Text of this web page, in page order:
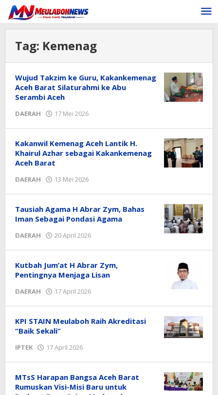
Lewati
konten
Tag: Kemenag
Wujud Takzim ke Guru, Kakankemenag
Aceh Barat Silaturahmi ke Abu
Serambi Aceh
DAERAH 17 Mei 2026
Kakanwil Kemenag Aceh Lantik H.
Khairul Azhar sebagai Kakankemenag
Aceh Barat
DAERAH 13 Mei 2026
Tausiah Agama H Abrar Zym, Bahas
Iman Sebagai Pondasi Agama
DAERAH 20 April 2026
Kutbah Jum’at H Abrar Zym,
Pentingnya Menjaga Lisan
DAERAH 17 April 2026
KPI STAIN Meulaboh Raih Akreditasi
“Baik Sekali”
IPTEK 17 April 2026
MTsS Harapan Bangsa Aceh Barat
Rumuskan Visi-Misi Baru untuk